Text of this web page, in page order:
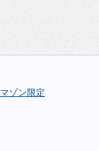
ゾン限定